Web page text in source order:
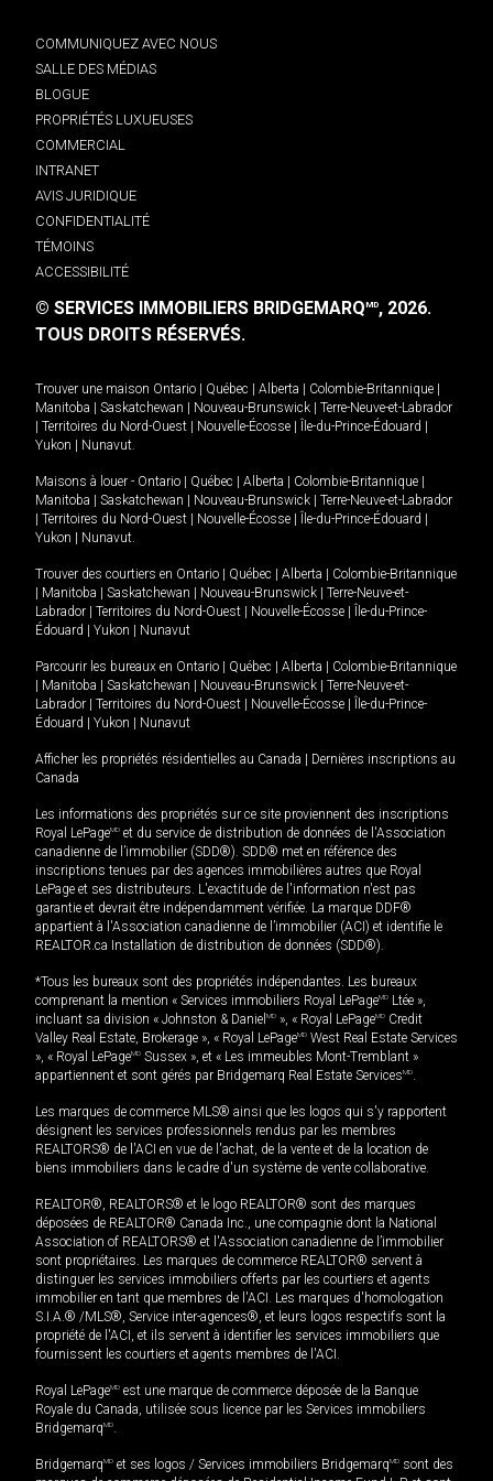
COMMUNIQUEZ AVEC NOUS
SALLE DES MÉDIAS
BLOGUE
PROPRIÉTÉS LUXUEUSES
COMMERCIAL
INTRANET
AVIS JURIDIQUE
CONFIDENTIALITÉ
TÉMOINS
ACCESSIBILITÉ
© SERVICES IMMOBILIERS BRIDGEMARQMD, 2026.
TOUS DROITS RÉSERVÉS.
Trouver une maison Ontario Québec Alberta Colombie-Britannique
Manitoba
Saskatchewan Nouveau-Brunswick
Terre-Neuve-et-Labrador
Territoires du Nord-Ouest Nouvelle-Écosse Île-du-Prince-Édouard
Yukon
Nunavut.
Maisons à louer - Ontario Québec Alberta Colombie-Britannique
Manitoba
Saskatchewan Nouveau-Brunswick
Terre-Neuve-et-Labrador
Territoires du Nord-Ouest Nouvelle-Écosse Île-du-Prince-Édouard
Yukon
Nunavut.
Trouver des courtiers en Ontario Québec Alberta
Colombie-Britannique
Manitoba Saskatchewan Nouveau-Brunswick
Terre-Neuve-et-
Labrador
Territoires du Nord-Ouest Nouvelle-Écosse
Île-du-Prince-
Édouard
Yukon Nunavut
Parcourir les bureaux en Ontario Québec Alberta
Colombie-Britannique
Manitoba Saskatchewan Nouveau-Brunswick
Terre-Neuve-et-
Labrador
Territoires du Nord-Ouest Nouvelle-Écosse
Île-du-Prince-
Édouard
Yukon Nunavut
Afficher les propriétés résidentielles au Canada
Dernières inscriptions au
Canada
Les informations des propriétés sur ce site proviennent des inscriptions
Royal LePageMD et du service de distribution de données de l'Association
canadienne de l’immobilier (SDD®). SDD® met en référence des
inscriptions tenues par des agences immobilières autres que Royal
LePage et ses distributeurs. L'exactitude de l'information n'est pas
garantie et devrait être indépendamment vérifiée. La marque DDF®
appartient à l'Association canadienne de l’immobilier (ACI) et identifie le
REALTOR.ca Installation de distribution de données (SDD®).
*Tous les bureaux sont des propriétés indépendantes. Les bureaux
comprenant la mention « Services immobiliers Royal LePageMD Ltée »,
incluant sa division « Johnston & Daniel MD », « Royal LePageMD Credit
Valley Real Estate, Brokerage », « Royal LePageMD West Real Estate Services
», « Royal LePageMD Sussex », et « Les immeubles Mont-Tremblant »
appartiennent et sont gérés par Bridgemarq Real Estate ServicesMD.
Les marques de commerce MLS® ainsi que les logos qui s'y rapportent
désignent les services professionnels rendus par les membres
REALTORS® de l'ACI en vue de l'achat, de la vente et de la location de
biens immobiliers dans le cadre d'un système de vente collaborative.
REALTOR®, REALTORS® et le logo REALTOR® sont des marques
déposées de REALTOR® Canada Inc., une compagnie dont la National
Association of REALTORS® et l'Association canadienne de l’immobilier
sont propriétaires. Les marques de commerce REALTOR® servent à
distinguer les services immobiliers offerts par les courtiers et agents
immobilier en tant que membres de l'ACI. Les marques d'homologation
S.I.A.® /MLS®, Service inter-agences®, et leurs logos respectifs sont la
propriété de l'ACI, et ils servent à identifier les services immobiliers que
fournissent les courtiers et agents membres de l'ACI.
Royal LePageMD est une marque de commerce déposée de la Banque
Royale du Canada, utilisée sous licence par les Services immobiliers
BridgemarqMD.
BridgemarqMD et ses logos / Services immobiliers BridgemarqMD sont des